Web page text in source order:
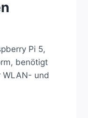
Pi 5,
benötigt
WLAN- und